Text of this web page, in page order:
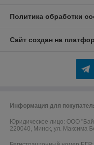
Политика обработки
Сайт создан на
Информация для
Юридическое лицо: ООО
220040, Минск, ул. Максима